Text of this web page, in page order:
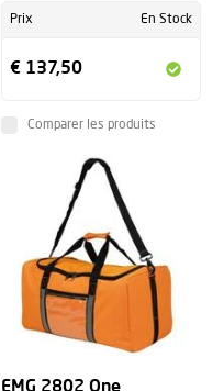
Prix En Stock
€ 137,50
Comparer les produits
EMG 2802 One